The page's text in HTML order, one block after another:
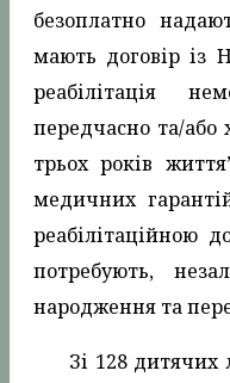
безоплатно
мають договір із
реабілітація
передчасно та/
трьох років
медичних
реабілітаційною
потребують,
народження та
Зі 128 дитячих